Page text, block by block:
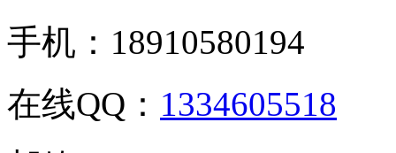
手机： 18910580194
在线QQ： 1334605518